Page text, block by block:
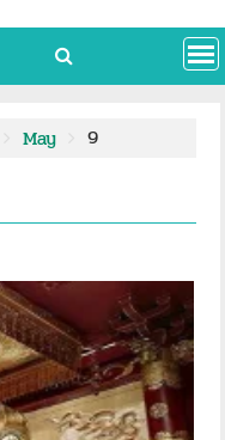
May 9